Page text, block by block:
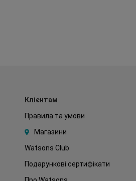
Клієнтам
Правила та умови
Магазини
Watsons Club
Подарункові сертифікати